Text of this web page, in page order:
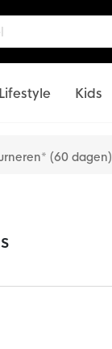
Lifestyle Kids
(60 dagen)